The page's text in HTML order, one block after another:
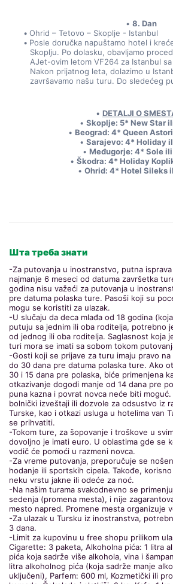
8. Dan
Ohrid – Tetovo – Skoplje - Istanbul
Posle doručka napuštamo hotel i
Skoplju. Po dolasku, obavljamo
AJet-ovim letom VF264 za Istanbul
Nakon prijatnog leta, dolazimo u
završavamo našu turu. Do sledećeg
DETALJI O
Skoplje: 5* New Star
Beograd: 4* Queen
Sarajevo: 4* Holiday
Međugorje: 4* Sole
Škodra: 4* Holiday
Ohrid: 4* Hotel Sileks
Шта треба знати
-Za putovanja u inostranstvo, putna
najmanje 6 meseci od datuma završetka
godina nisu važeći za putovanja u
pre datuma polaska ture. Pasoši koji su
mogu se koristiti za ulazak.
-U slučaju da deca mlađa od 18 godina
putuju sa jednim ili oba roditelja, potrebno
od jednog ili oba roditelja. Saglasnost koja
turi mora se imati sa sobom tokom
-Gosti koji se prijave za turu imaju pravo
do 30 dana pre datuma polaska ture. Ako
30 i 15 dana pre polaska, biće primenjena
otkazivanje dogodi manje od 14 dana pre
puna kazna i povrat novca neće biti
bolnički izveštaji ili dozvole za odsustvo iz
Turske, kao i otkazi usluga u hotelima van
se prihvatiti.
-Tokom ture, za šopovanje i troškove u
dovoljno je imati euro. U oblastima gde se
vodič će pomoći u razmeni novca.
-Za vreme putovanja, preporučuje se
hodanje ili sportskih cipela. Takođe,
neku vrstu jakne ili odeće za noć.
-Na našim turama svakodnevno se
sedenja (promena mesta), i nije
mesto napred. Promene mesta organizuje
-Za ulazak u Tursku iz inostranstva,
3 dana.
-Limit za kupovinu u free shopu prilikom
Cigarette: 3 paketa, Alkoholna pića: 1 litra
pića koja sadrže više alkohola, vina i
litra alkoholnog pića (koja sadrže manje
uključeni), Parfem: 600 ml, Kozmetički ili